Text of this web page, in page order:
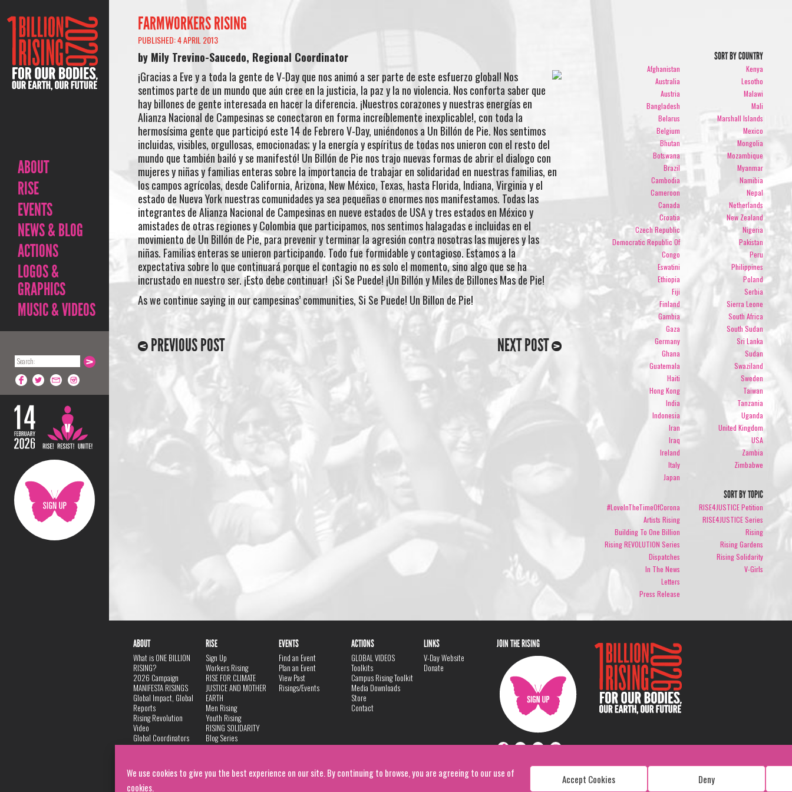
We use cookies to give you the best experience on our site. By continuing to browse, you are agreeing to our use of
cookies.
Accept Cookies Deny
ABOUT
RISE
EVENTS
NEWS & BLOG
ACTIONS
LOGOS &
GRAPHICS
MUSIC & VIDEOS
FARMWORKERS RISING
PUBLISHED: 4 APRIL 2013
by Mily Trevino-Saucedo, Regional Coordinator
¡Gracias a Eve y a toda la gente de V-Day que nos animó a ser parte de este esfuerzo global! Nos
sentimos parte de un mundo que aún cree en la justicia, la paz y la no violencia. Nos conforta saber que
hay billones de gente interesada en hacer la diferencia. ¡Nuestros corazones y nuestras energías en
Alianza Nacional de Campesinas se conectaron en forma increíblemente inexplicable!, con toda la
hermosísima gente que participó este 14 de Febrero V-Day, uniéndonos a Un Billón de Pie. Nos sentimos
incluidas, visibles, orgullosas, emocionadas; y la energía y espíritus de todas nos unieron con el resto del
mundo que también bailó y se manifestó! Un Billón de Pie nos trajo nuevas formas de abrir el dialogo con
mujeres y niñas y familias enteras sobre la importancia de trabajar en solidaridad en nuestras familias, en
los campos agrícolas, desde California, Arizona, New México, Texas, hasta Florida, Indiana, Virginia y el
estado de Nueva York nuestras comunidades ya sea pequeñas o enormes nos manifestamos. Todas las
integrantes de Alianza Nacional de Campesinas en nueve estados de USA y tres estados en México y
amistades de otras regiones y Colombia que participamos, nos sentimos halagadas e incluidas en el
movimiento de Un Billón de Pie, para prevenir y terminar la agresión contra nosotras las mujeres y las
niñas. Familias enteras se unieron participando. Todo fue formidable y contagioso. Estamos a la
expectativa sobre lo que continuará porque el contagio no es solo el momento, sino algo que se ha
incrustado en nuestro ser. ¡Esto debe continuar! ¡Si Se Puede! ¡Un Billón y Miles de Billones Mas de Pie!
As we continue saying in our campesinas’ communities, Si Se Puede! Un Billon de Pie!
PREVIOUS POST NEXT POST
SORT BY COUNTRY
Afghanistan
Australia
Austria
Bangladesh
Belarus
Belgium
Bhutan
Botswana
Brazil
Cambodia
Cameroon
Canada
Croatia
Czech Republic
Democratic Republic Of
Congo
Eswatini
Ethiopia
Fiji
Finland
Gambia
Gaza
Germany
Ghana
Guatemala
Haiti
Hong Kong
India
Indonesia
Iran
Iraq
Ireland
Italy
Japan
Kenya
Lesotho
Malawi
Mali
Marshall Islands
Mexico
Mongolia
Mozambique
Myanmar
Namibia
Nepal
Netherlands
New Zealand
Nigeria
Pakistan
Peru
Philippines
Poland
Serbia
Sierra Leone
South Africa
South Sudan
Sri Lanka
Sudan
Swaziland
Sweden
Taiwan
Tanzania
Uganda
United Kingdom
USA
Zambia
Zimbabwe
SORT BY TOPIC
#LoveInTheTimeOfCorona
Artists Rising
Building To One Billion
Rising REVOLUTION Series
Dispatches
In The News
Letters
Press Release
RISE4JUSTICE Petition
RISE4JUSTICE Series
Rising
Rising Gardens
Rising Solidarity
V-Girls
ABOUT
What is ONE BILLION
RISING?
2026 Campaign
MANIFESTA RISINGS
Global Impact, Global
Reports
Rising Revolution
Video
Global Coordinators
DANCE
Privacy Policy
RISE
Sign Up
Workers Rising
RISE FOR CLIMATE
JUSTICE AND MOTHER
EARTH
Men Rising
Youth Rising
RISING SOLIDARITY
Blog Series
EVENTS
Find an Event
Plan an Event
View Past
Risings/Events
ACTIONS
GLOBAL VIDEOS
Toolkits
Campus Rising Toolkit
Media Downloads
Store
Contact
LINKS
V-Day Website
Donate
JOIN THE RISING
Copyright: 1 Billion Rising